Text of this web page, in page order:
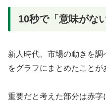
10秒で「意味がな
新人時代、市場の動きを
をグラフにまとめたことが
重要だと考えた部分は赤字